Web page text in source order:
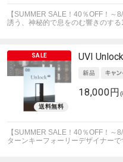
【SUMMER SALE！40％OFF！～
誘う、神秘的で息をのむ響きのする
UVI Unlock
18,000円 (
【SUMMER SALE！40％OFF！～
ターンキーフォーリーデザイナー